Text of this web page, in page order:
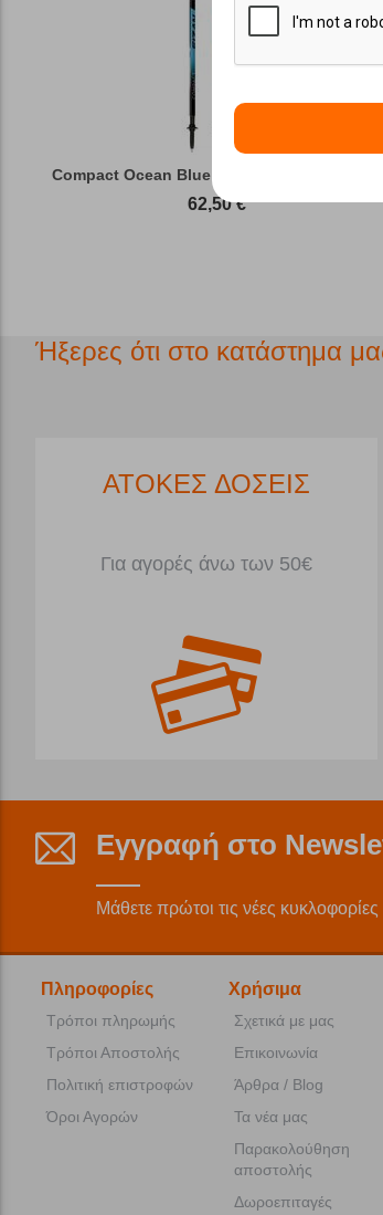
62,50 €
Ήξερες ότι στο κατάστημα
ΑΤΟΚΕΣ ΔΟΣΕΙΣ
Για αγορές άνω των 50€
Εγγραφή στο
Μάθετε πρώτοι τις νέες
Πληροφορίες
Τρόποι πληρωμής
Τρόποι Αποστολής
Πολιτική επιστροφών
Όροι Αγορών
Χρήσιμα
Σχετικά με μας
Επικοινωνία
Άρθρα / Blog
Τα νέα μας
Παρακολούθηση
αποστολής
Δωροεπιταγές